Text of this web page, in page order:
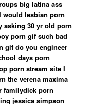
big latina ass
would lesbian porn
asking 30 yr old porn
porn gif such bad
gif do you engineer
days porn
porn stream site I
the verena maxima
familydick porn
jessica simpson